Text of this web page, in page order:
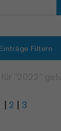
Einträge Filtern
| 2 | 3